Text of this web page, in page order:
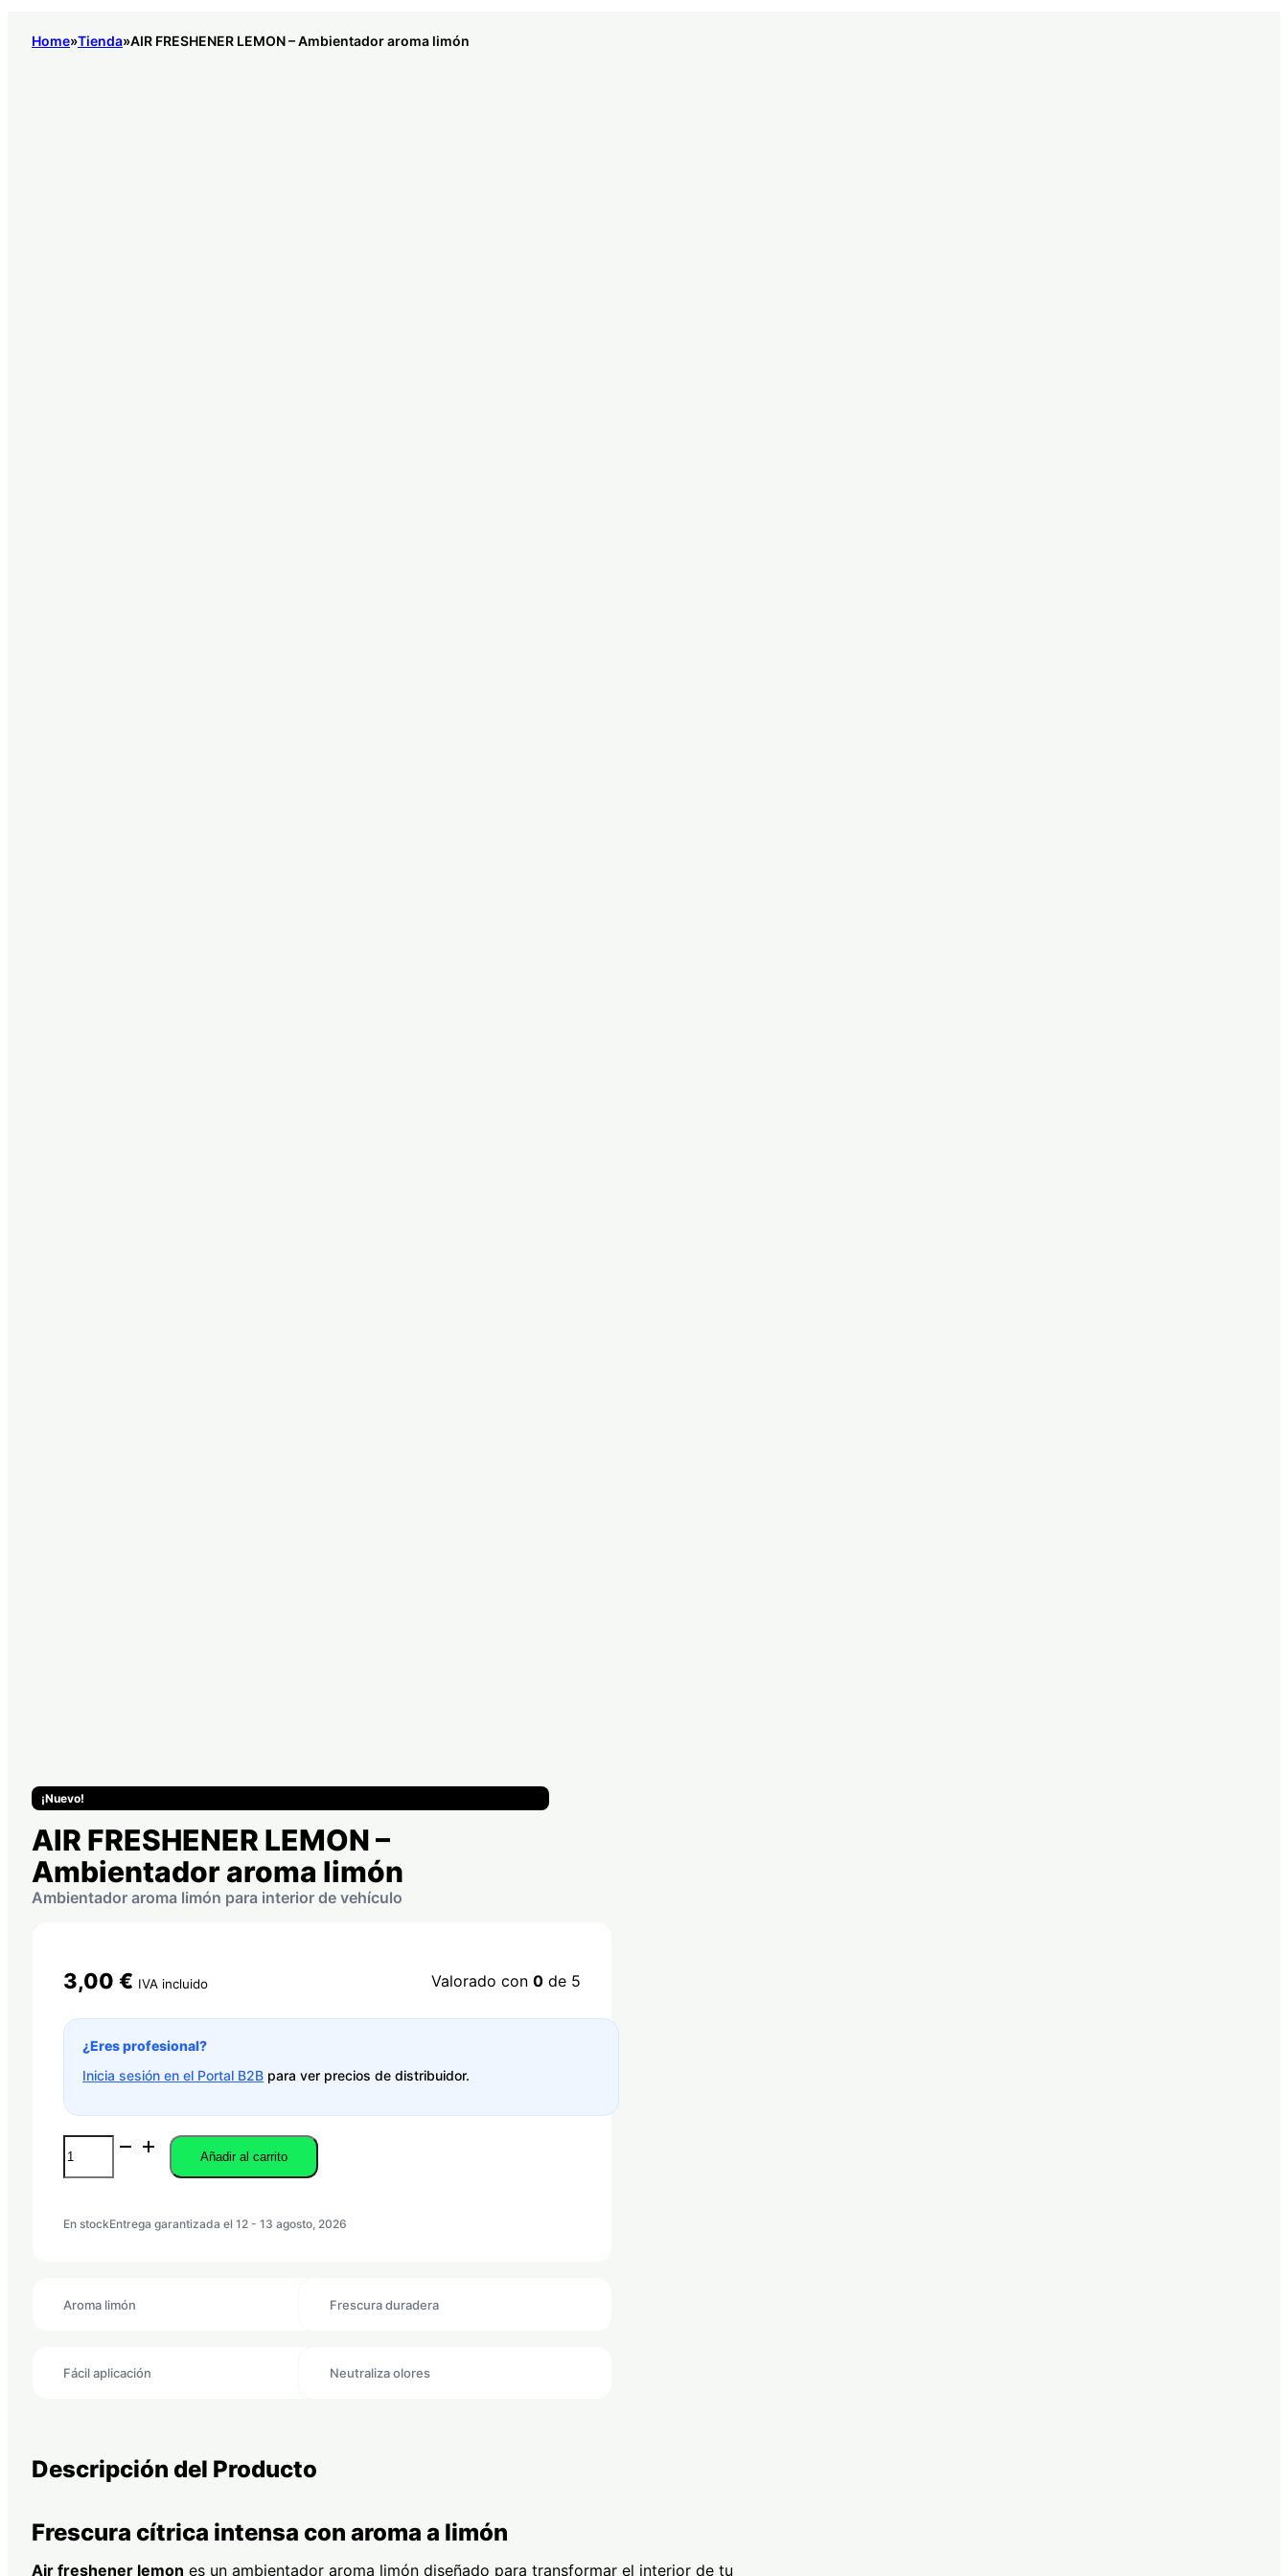
Home Tienda AIR FRESHENER LEMON – Ambientador aroma limón
¡Nuevo!
AIR FRESHENER LEMON –
Ambientador aroma limón
Ambientador aroma limón para interior de vehículo
3,00 € IVA incluido Valorado con 0 de 5
¿Eres profesional?
Inicia sesión en el Portal B2B para ver precios de distribuidor.
FRESHENER
LEMON
Ambientador
Añadir al carrito
En stockEntrega garantizada el 12 - 13 agosto, 2026
Aroma limón Frescura duradera
Fácil aplicación Neutraliza olores
Descripción del Producto
Frescura cítrica intensa con aroma a limón
Air freshener lemon es un ambientador aroma limón diseñado para transformar el interior de tu